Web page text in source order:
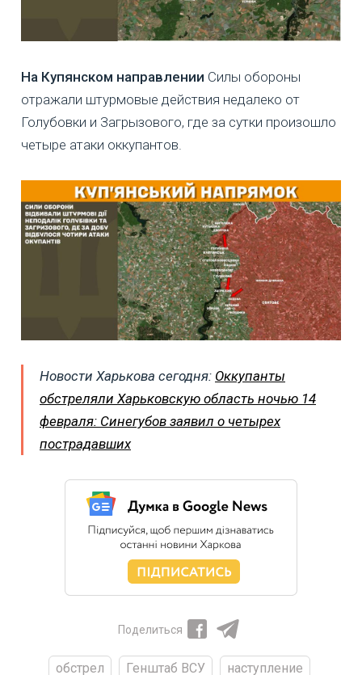
На Купянском направлении Силы обороны
отражали штурмовые действия недалеко от
Голубовки и Загрызового, где за сутки произошло
четыре атаки оккупантов.
Новости Харькова сегодня: Оккупанты
обстреляли Харьковскую область ночью 14
февраля: Синегубов заявил о четырех
пострадавших
Поделиться
обстрел Генштаб ВСУ наступление